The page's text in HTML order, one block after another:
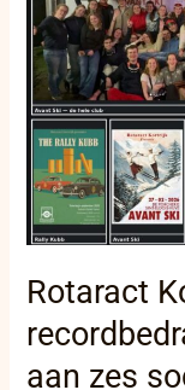
Rotaract
aan zes
recordbedrag
van
20.500
euro
aan
zes
sociale
projecten